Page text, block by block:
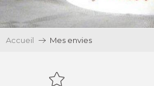
Accueil Mes envies